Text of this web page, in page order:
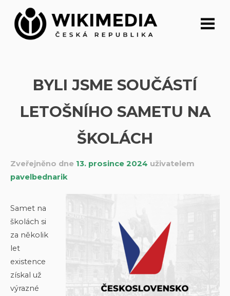
Přeskočit
obsah
BYLI JSME SOUČÁSTÍ
LETOŠNÍHO SAMETU NA
ŠKOLÁCH
Zveřejněno dne 13. prosince 2024 uživatelem
pavelbednarik
Samet na
školách si
za několik
let
existence
získal už
výrazné